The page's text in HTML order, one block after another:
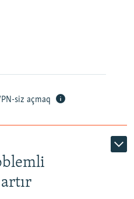
360p 480p
1080p
siz açmaq